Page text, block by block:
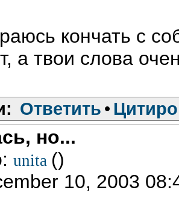
кончать с
а твои слова
Ответить •
но...
unita ()
10, 2003